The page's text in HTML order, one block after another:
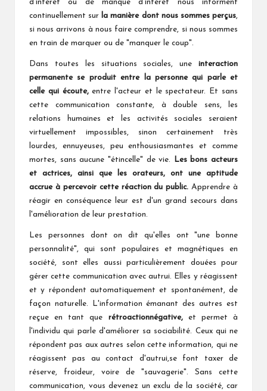
d'intérêt ou de manque d'intérêt nous informent
continuellement sur la manière dont nous sommes perçus,
si nous arrivons à nous faire comprendre, si nous sommes
en train de marquer ou de "manquer le coup".
Dans toutes les situations sociales, une interaction
permanente se produitentre la personne qui parle et
cellequi écoute,entre l'acteur et le spectateur. Et sans
cette communication constante, à double sens, les
relations humaines et les activités sociales seraient
virtuellement impossibles, sinon certainement très
lourdes, ennuyeuses, peu enthousiasmantes et comme
mortes, sans aucune "étincelle" de vie. Les bons acteurs
et actrices, ainsi queles orateurs, ont une aptitude
accrue àpercevoir cette réaction du public. Apprendre à
réagir en conséquence leur est d'un grand secours dans
l'amélioration de leur prestation.
Les personnes dont on dit qu'elles ont "une bonne
personnalité", qui sont populaires et magnétiques en
société, sont elles aussi particulièrement douées pour
gérer cette communication avec autrui. Elles y réagissent
et y répondent automatiquement et spontanément, de
façon naturelle. L'information émanant des autres est
reçue en tant que rétroactionnégative,et permet à
l'individu qui parle d'améliorer sa sociabilité. Ceux qui ne
répondent pas aux autres selon cette information, qui ne
réagissent pas au contact d'autrui,se font taxer de
réserve, froideur, voire de "sauvagerie". Sans cette
communication, vous devenez un exclu de la société, car